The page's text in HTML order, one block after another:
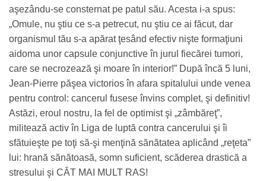
aşezându-se consternat pe patul său. Acesta i-a spus:
„Omule, nu ştiu ce s-a petrecut, nu ştiu ce ai făcut, dar
organismul tău s-a apărat ţesând efectiv nişte formaţiuni
aidoma unor capsule conjunctive în jurul fiecărei tumori,
care se necrozează şi moare în interior!” După încă 5 luni,
Jean-Pierre păşea victorios în afara spitalului unde venea
pentru control: cancerul fusese învins complet, şi definitiv!
Astăzi, eroul nostru, la fel de optimist şi „zâmbăreţ”,
militează activ în Liga de luptă contra cancerului şi îi
sfătuieşte pe toţi să-şi menţină sănătatea aplicând „reţeta”
lui: hrană sănătoasă, somn suficient, scăderea drastică a
stresului şi CÂT MAI MULT RAS!